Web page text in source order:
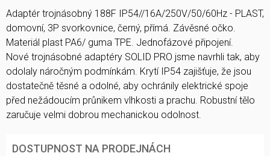
Adaptér trojnásobný 188F IP54//16A/250V/50/60Hz - PLAST,
domovní, 3P svorkovnice, černý, přímá. Závěsné očko.
Materiál plast PA6/ guma TPE. Jednofázové připojení.
Nové trojnásobné adaptéry SOLID PRO jsme navrhli tak, aby
odolaly náročným podmínkám. Krytí IP54 zajišťuje, že jsou
dostatečně těsné a odolné, aby ochránily elektrické spoje
před nežádoucím průnikem vlhkosti a prachu. Robustní tělo
zaručuje velmi dobrou mechanickou odolnost.
DOSTUPNOST NA PRODEJNÁCH